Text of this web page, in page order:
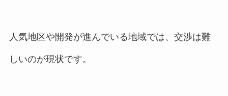
人気地区や開発が進んでいる地域では、交渉は難
しいのが現状です。